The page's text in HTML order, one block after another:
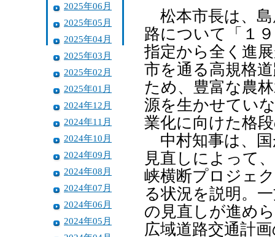
2025年06月
2025年05月
2025年04月
2025年03月
2025年02月
2025年01月
2024年12月
2024年11月
2024年10月
2024年09月
2024年08月
2024年07月
2024年06月
2024年05月
松本市長は、島
路について「１
指定から全く進
市を通る高規格
ため、豊富な農
源を生かせてい
業化に向けた格
中村知事は、国
見直しによって
峡横断プロジェ
る状況を説明。
の見直しが進め
広域道路交通計